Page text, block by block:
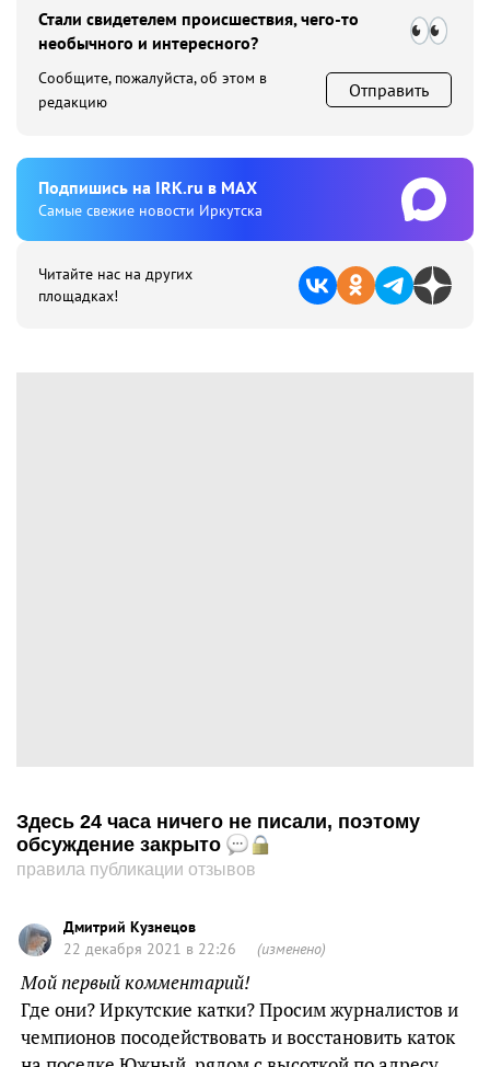
Стали свидетелем происшествия, чего-то
необычного и интересного?
Сообщите, пожалуйста, об этом в
редакцию
Отправить
Подпишиcь на IRK.ru в MAX
Cамые свежие новости Иркутска
Читайте нас на других
площадках!
Здесь 24 часа ничего не писали, поэтому
обсуждение закрыто
правила публикации отзывов
Дмитрий Кузнецов
22 декабря 2021 в 22:26
(изменено)
Мой первый комментарий!
Где они? Иркутские катки? Просим журналистов и
чемпионов посодействовать и восстановить каток